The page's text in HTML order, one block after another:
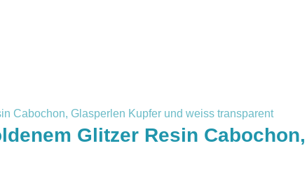
Glitzer Resin